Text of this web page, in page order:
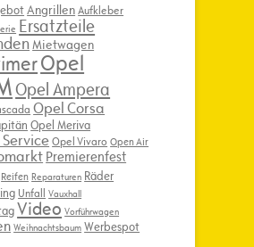
AngrillenAufkleber
Ersatzteile
Mietwagen
Opel
Opel Ampera
Opel Corsa
Opel Meriva
Opel Vivaro Open Air
Premierenfest
Reifen Reparaturen Räder
Unfall Vauxhall
Video Vorführwagen
Weihnachtsbaum Werbespot